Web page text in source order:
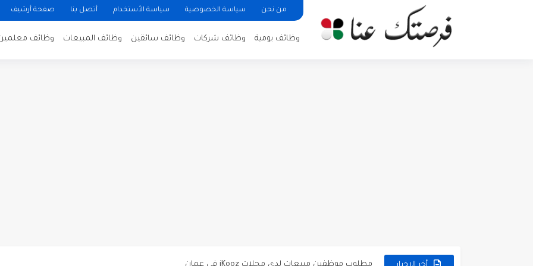
من نحن سياسة الخصوصية سياسة الأستخدام أتصل بنا صفحة أرشيف
وظائف يومية وظائف شركات وظائف سائقين وظائف المبيعات وظائف